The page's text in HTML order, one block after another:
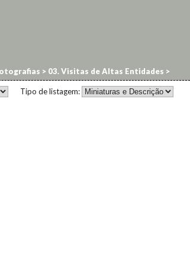
> 03. Visitas de Altas Entidades >
Tipo de listagem: